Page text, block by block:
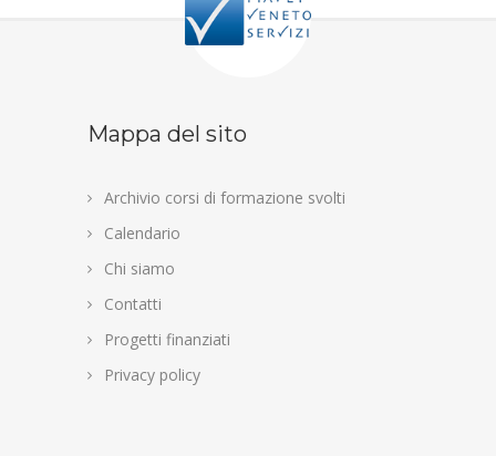
Mappa del sito
Archivio corsi di formazione svolti
Calendario
Chi siamo
Contatti
Progetti finanziati
Privacy policy